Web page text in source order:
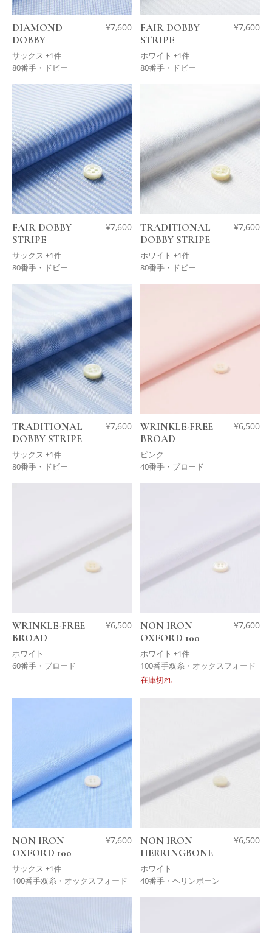
DIAMOND
DOBBY
サックス +1件
¥7,600
80番手・ドビー
FAIR DOBBY
STRIPE
ホワイト +1件
¥7,600
80番手・ドビー
FAIR DOBBY
STRIPE
サックス +1件
¥7,600
80番手・ドビー
TRADITIONAL
DOBBY STRIPE
ホワイト +1件
¥7,600
80番手・ドビー
TRADITIONAL
DOBBY STRIPE
サックス +1件
¥7,600
80番手・ドビー
WRINKLE-FREE
BROAD
ピンク
¥6,500
40番手・ブロード
WRINKLE-FREE
BROAD
ホワイト
¥6,500
60番手・ブロード
NON IRON
OXFORD 100
ホワイト +1件
¥7,600
100番手双糸・オックスフォード
在庫切れ
NON IRON
OXFORD 100
サックス +1件
¥7,600
100番手双糸・オックスフォード
NON IRON
HERRINGBONE
ホワイト
¥6,500
40番手・ヘリンボーン